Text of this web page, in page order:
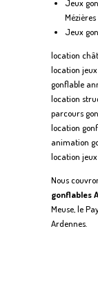
Jeux
Mézières
Jeux
location
location
gonflable
location
parcours
location
animation
location
Nous
gonflables
Meuse, le
Ardennes.